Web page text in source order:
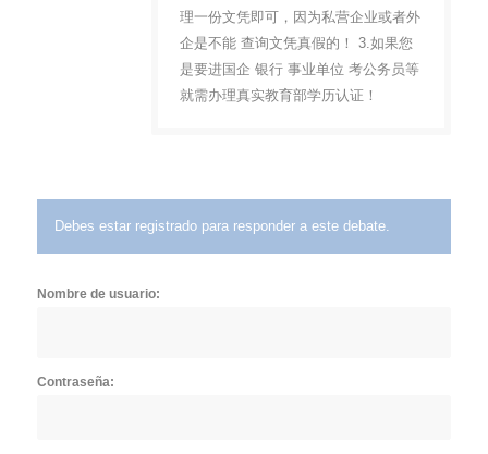
理一份文凭即可，因为私营企业或者外
企是不能 查询文凭真假的！ 3.如果您
是要进国企 银行 事业单位 考公务员等
就需办理真实教育部学历认证！
Debes estar registrado para responder a este debate.
Nombre de usuario:
Contraseña: